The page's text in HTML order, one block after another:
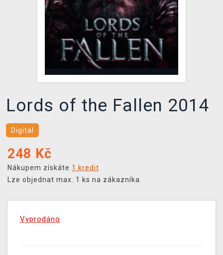
TCG & BOARDGAME HUB
VÝKUP HER (BAZAR)
Lords of the Fallen 2014
Digital
248 Kč
Nákupem získáte 1 kredit
Lze objednat max. 1 ks na zákazníka.
Vyprodáno